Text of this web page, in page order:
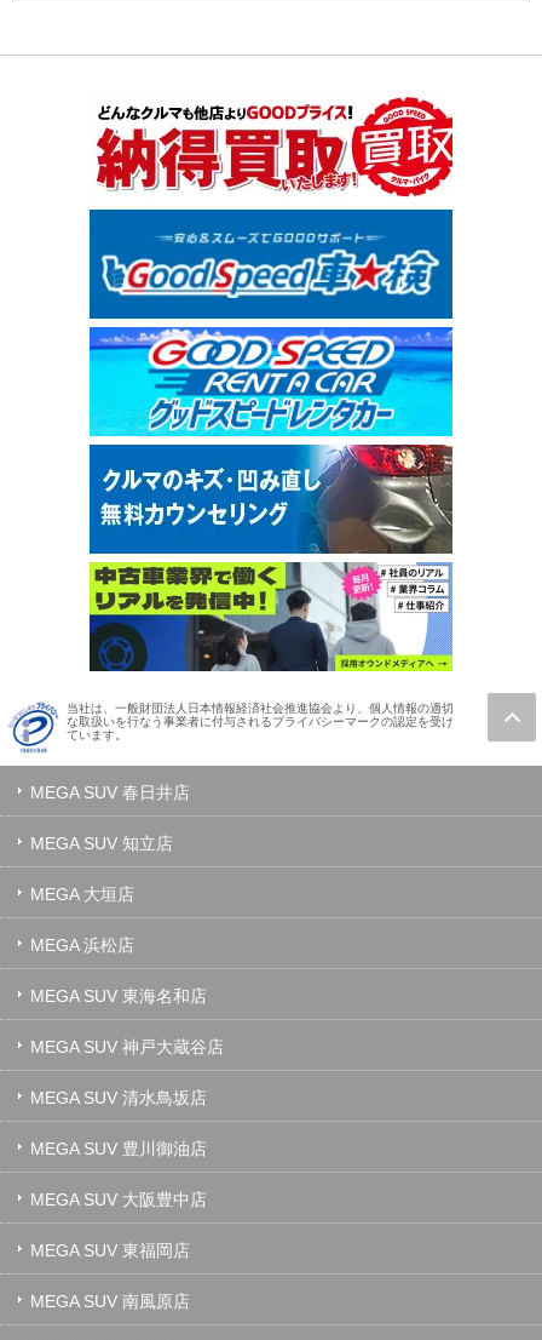
当社は、一般財団法人日本情報経済社会推進協会より、個人情報の適切
な取扱いを行なう事業者に付与されるプライバシーマークの認定を受け
ています。
MEGA SUV 春日井店
MEGA SUV 知立店
MEGA 大垣店
MEGA 浜松店
MEGA SUV 東海名和店
MEGA SUV 神戸大蔵谷店
MEGA SUV 清水鳥坂店
MEGA SUV 豊川御油店
MEGA SUV 大阪豊中店
MEGA SUV 東福岡店
MEGA SUV 南風原店